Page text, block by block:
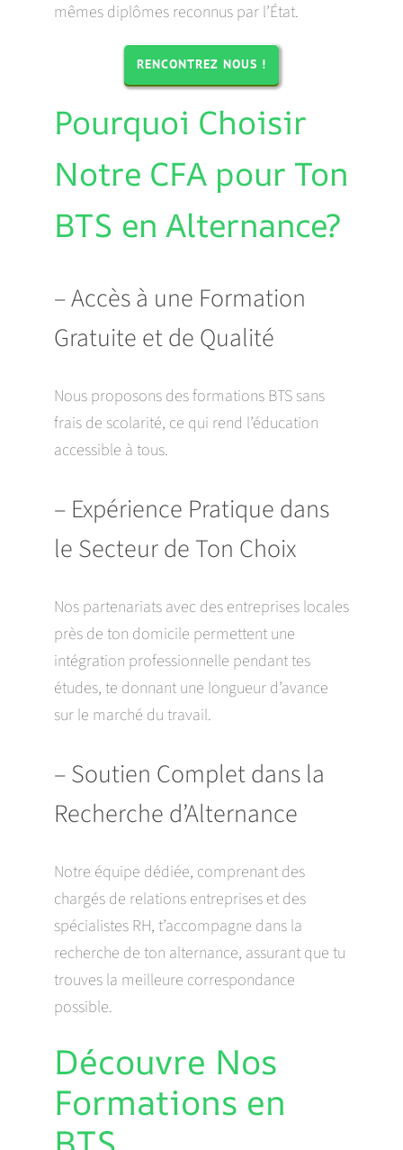
mêmes diplômes reconnus par l’État.
RENCONTREZ NOUS !
Pourquoi Choisir
Notre CFA pour Ton
BTS en Alternance?
– Accès à une Formation
Gratuite et de Qualité
Nous proposons des formations BTS sans
frais de scolarité, ce qui rend l’éducation
accessible à tous.
– Expérience Pratique dans
le Secteur de Ton Choix
Nos partenariats avec des entreprises locales
près de ton domicile permettent une
intégration professionnelle pendant tes
études, te donnant une longueur d’avance
sur le marché du travail.
– Soutien Complet dans la
Recherche d’Alternance
Notre équipe dédiée, comprenant des
chargés de relations entreprises et des
spécialistes RH, t’accompagne dans la
recherche de ton alternance, assurant que tu
trouves la meilleure correspondance
possible.
Découvre Nos
Formations en